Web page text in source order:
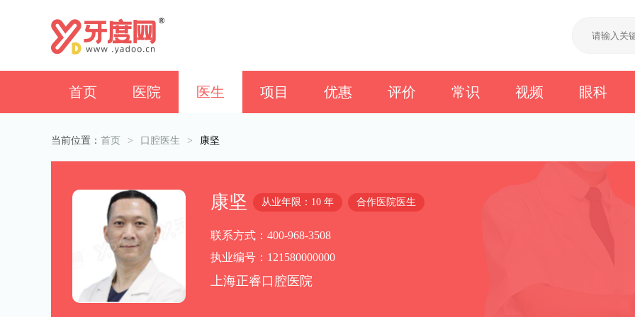
首页 医院 医生 项目 优惠 评价 常识 视频 眼科
当前位置： 首页 > 口腔医生 > 康坚
康坚 从业年限：10 年 合作医院医生
联系方式：400-968-3508
执业编号：121580000000
上海正睿口腔医院